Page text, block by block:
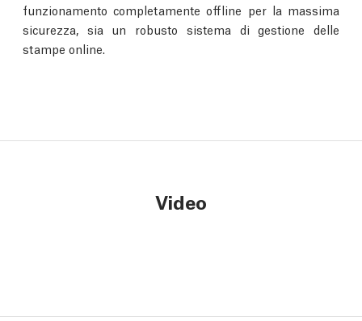
funzionamento completamente offline per la massima
sicurezza, sia un robusto sistema di gestione delle
stampe online.
Video